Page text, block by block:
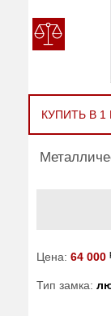
КУПИТЬ В 1
Цена: 64 000
Тип замка: